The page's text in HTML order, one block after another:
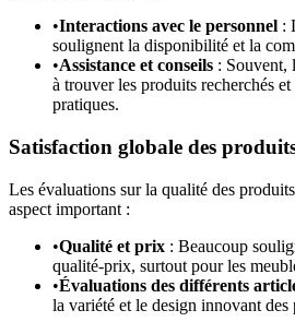
•Interactions avec le personnel :
soulignent la disponibilité et la
•Assistance et conseils : Souvent,
à trouver les produits recherchés
pratiques.
Satisfaction globale des
Les évaluations sur la qualité des
aspect important :
•Qualité et prix : Beaucoup
qualité-prix, surtout pour les
•Évaluations des différents
la variété et le design innovant des